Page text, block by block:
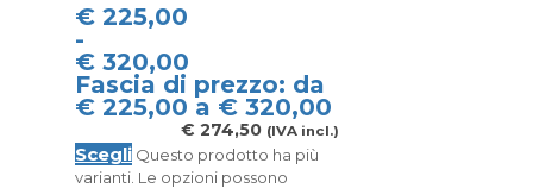
€ 225,00
-
€ 320,00
Fascia di prezzo: da
€ 225,00 a € 320,00
€ 274,50 (IVA incl.)
Scegli Questo prodotto ha più
varianti. Le opzioni possono